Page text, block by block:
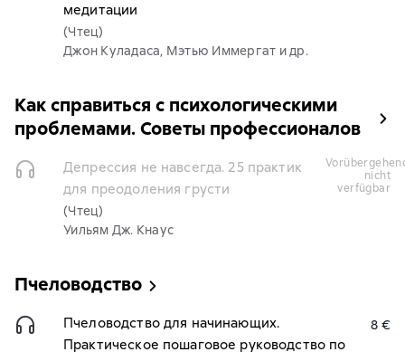
медитации
(Чтец)
Джон Куладаса, Мэтью Иммергат и др.
Как справиться с психологическими
проблемами. Советы профессионалов
Депрессия не навсегда. 25 практик
для преодоления грусти
(Чтец)
Уильям Дж. Кнаус
vorübergehend
nicht
verfügbar
Пчеловодство
Пчеловодство для начинающих.
Практическое пошаговое руководство по
8 €